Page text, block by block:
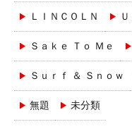
ＬＩＮＣＯＬＮ
Ｓａｋｅ Ｔｏ Ｍｅ
Ｓｕｒｆ ＆ Ｓｎｏｗ
無題 未分類